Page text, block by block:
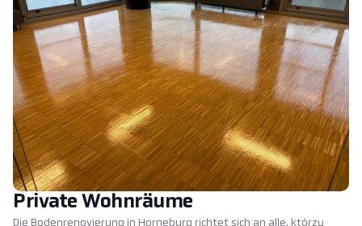
Private Wohnräume
Die Bodenrenovierung in Horneburg richtet sich an alle, którzy